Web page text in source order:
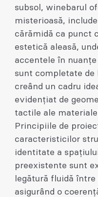
subsol, winebarul
misterioasă,
cărămidă ca punct
estetică aleasă,
accentele în
sunt completate de
creând un cadru
evidențiat de
tactile ale
Principiile de
caracteristicilor
identitate a
preexistente sunt
legătură fluidă
asigurând o